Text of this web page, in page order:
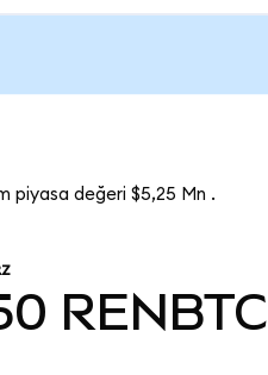
piyasa değeri $5,25 Mn .
RENBTC